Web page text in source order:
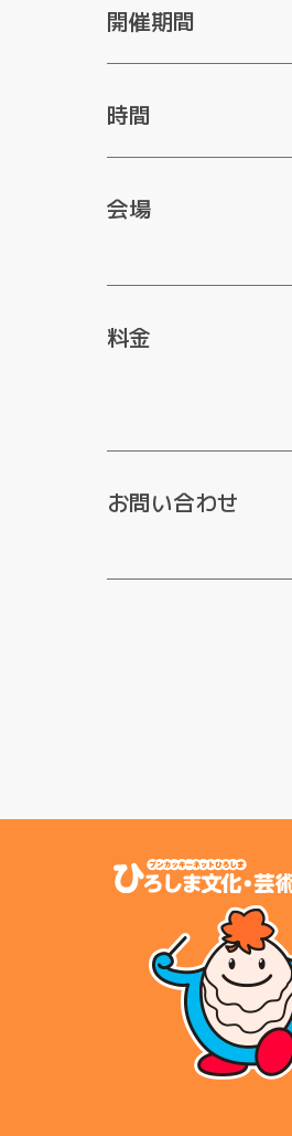
開催期間
時間
会場
料金
お問い合わせ